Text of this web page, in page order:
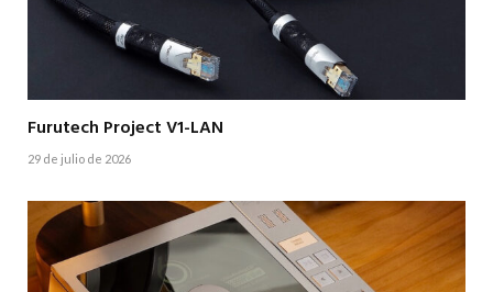
Furutech Project V1-LAN
29 de julio de 2026